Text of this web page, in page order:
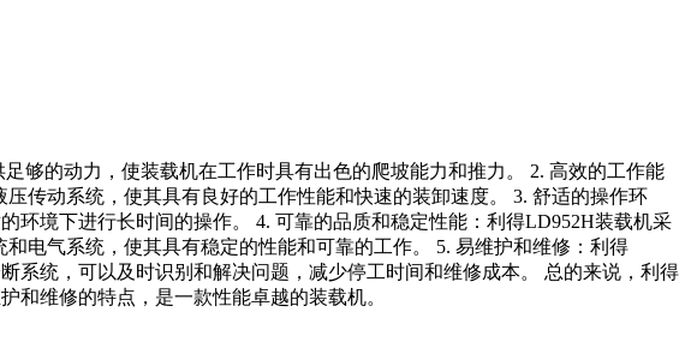
够的动力，使装载机在工作时具有出色的爬坡能力和推力。 2. 高效的工作能
传动系统，使其具有良好的工作性能和快速的装卸速度。 3. 舒适的操作环
境下进行长时间的操作。 4. 可靠的品质和稳定性能：利得LD952H装载机采
电气系统，使其具有稳定的性能和可靠的工作。 5. 易维护和维修：利得
系统，可以及时识别和解决问题，减少停工时间和维修成本。 总的来说，利得
和维修的特点，是一款性能卓越的装载机。